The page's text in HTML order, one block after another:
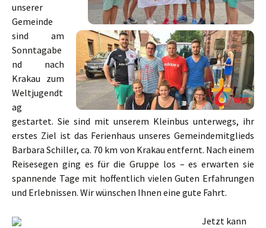
unserer
Gemeinde
sind am
Sonntagabe
nd nach
Krakau zum
Weltjugendt
ag
gestartet. Sie sind mit unserem Kleinbus unterwegs, ihr
erstes Ziel ist das Ferienhaus unseres Gemeindemitglieds
Barbara Schiller, ca. 70 km von Krakau entfernt. Nach einem
Reisesegen ging es für die Gruppe los – es erwarten sie
spannende Tage mit hoffentlich vielen Guten Erfahrungen
und Erlebnissen. Wir wünschen Ihnen eine gute Fahrt.
Jetzt kann